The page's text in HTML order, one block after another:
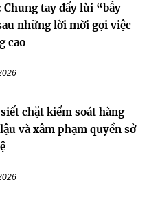
Chung tay đẩy lùi “bẫy
những lời mời gọi việc
cao
chặt kiểm soát hàng
và xâm phạm quyền sở